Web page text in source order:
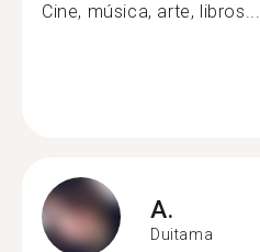
Cine, música, arte, libros...
A.
Duitama